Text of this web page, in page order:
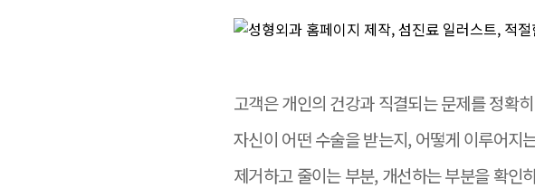
고객은 개인의 건강과 직결되는 문제를 정확
자신이 어떤 수술을 받는지, 어떻게 이루어지
제거하고 줄이는 부분, 개선하는 부분을 확인